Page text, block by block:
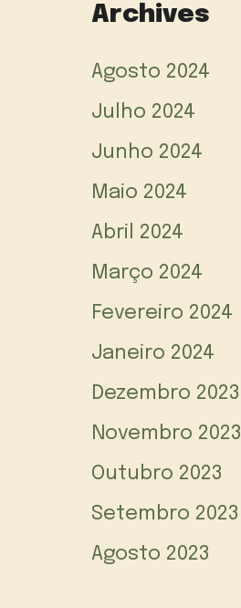
Archives
Agosto 2024
Julho 2024
Junho 2024
Maio 2024
Abril 2024
Março 2024
Fevereiro 2024
Janeiro 2024
Dezembro 2023
Novembro 2023
Outubro 2023
Setembro 2023
Agosto 2023